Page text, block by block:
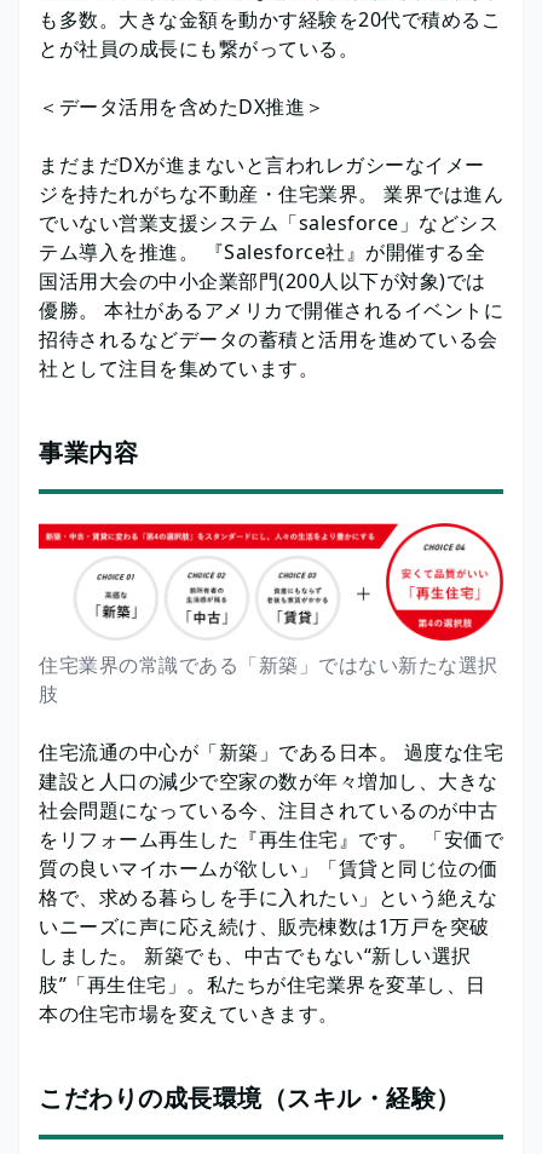
も多数。大きな金額を動かす経験を20代で積めるこ
とが社員の成長にも繋がっている。
＜データ活用を含めたDX推進＞
まだまだDXが進まないと言われレガシーなイメー
ジを持たれがちな不動産・住宅業界。 業界では進ん
でいない営業支援システム「salesforce」などシス
テム導入を推進。 『Salesforce社』が開催する全
国活用大会の中小企業部門(200人以下が対象)では
優勝。 本社があるアメリカで開催されるイベントに
招待されるなどデータの蓄積と活用を進めている会
社として注目を集めています。
事業内容
住宅業界の常識である「新築」ではない新たな選択
肢
住宅流通の中心が「新築」である日本。 過度な住宅
建設と人口の減少で空家の数が年々増加し、大きな
社会問題になっている今、注目されているのが中古
をリフォーム再生した『再生住宅』です。 「安価で
質の良いマイホームが欲しい」「賃貸と同じ位の価
格で、求める暮らしを手に入れたい」という絶えな
いニーズに声に応え続け、販売棟数は1万戸を突破
しました。 新築でも、中古でもない“新しい選択
肢”「再生住宅」。私たちが住宅業界を変革し、日
本の住宅市場を変えていきます。
こだわりの成長環境（スキル・経験）